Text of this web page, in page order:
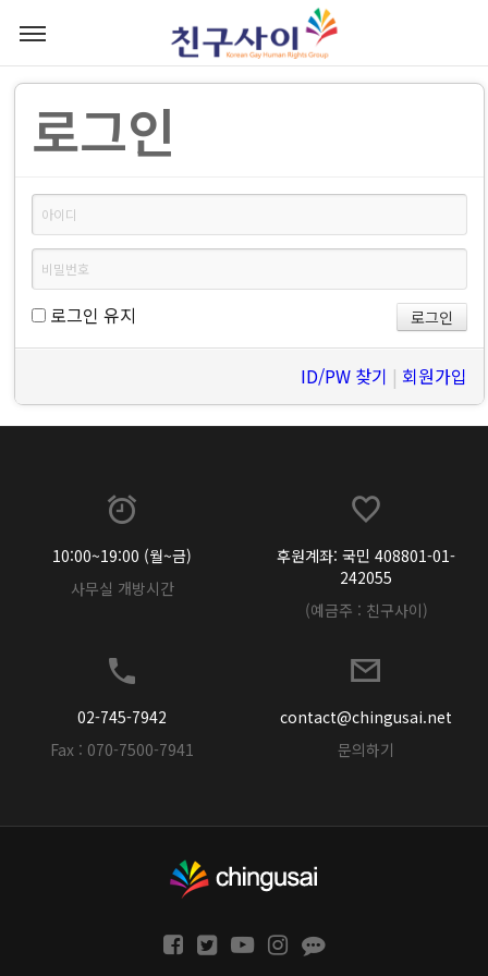
로그인
로그인 유지
ID/PW 찾기 | 회원가입
10:00~19:00 (월~금)
사무실 개방시간
후원계좌: 국민 408801-01-
242055
(예금주 : 친구사이)
02-745-7942
Fax : 070-7500-7941
contact@chingusai.net
문의하기